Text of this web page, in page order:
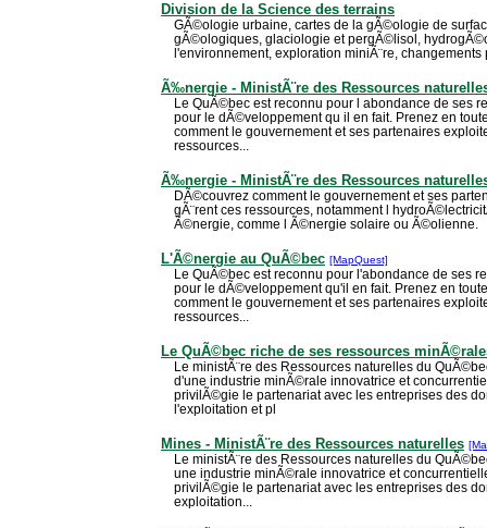
Division de la Science des terrains
GÃ©ologie urbaine, cartes de la gÃ©ologie de
gÃ©ologiques, glaciologie et pergÃ©lisol,
l'environnement, exploration miniÃ¨re,
Ã‰nergie - MinistÃ¨re des Ressources
Le QuÃ©bec est reconnu pour l abondance de ses
pour le dÃ©veloppement qu il en fait. Prenez en
comment le gouvernement et ses partenaires
ressources...
Ã‰nergie - MinistÃ¨re des Ressources
DÃ©couvrez comment le gouvernement et ses
gÃ¨rent ces ressources, notamment l
Ã©nergie, comme l Ã©nergie solaire ou Ã©olienne.
L'Ã©nergie au QuÃ©bec [MapQuest]
Le QuÃ©bec est reconnu pour l'abondance de ses
pour le dÃ©veloppement qu'il en fait. Prenez en
comment le gouvernement et ses partenaires
ressources...
Le QuÃ©bec riche de ses ressources
Le ministÃ¨re des Ressources naturelles du
d'une industrie minÃ©rale innovatrice et
privilÃ©gie le partenariat avec les entreprises des
l'exploitation et pl
Mines - MinistÃ¨re des Ressources naturelles
Le ministÃ¨re des Ressources naturelles du
une industrie minÃ©rale innovatrice et
privilÃ©gie le partenariat avec les entreprises des
exploitation...